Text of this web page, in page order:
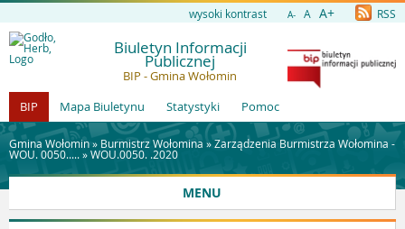
wysoki kontrast A- A A+ RSS
Biuletyn Informacji
Publicznej
BIP - Gmina Wołomin
BIP
Mapa Biuletynu Statystyki Pomoc
Gmina Wołomin » Burmistrz Wołomina »Zarządzenia Burmistrza Wołomina -
WOU. 0050.....»WOU.0050. .2020
MENU